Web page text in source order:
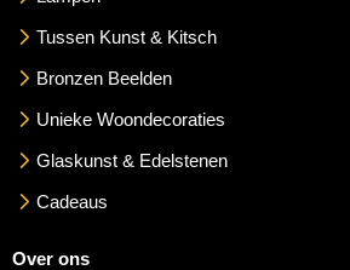
Tussen Kunst & Kitsch
Bronzen Beelden
Unieke Woondecoraties
Glaskunst & Edelstenen
Cadeaus
Over ons